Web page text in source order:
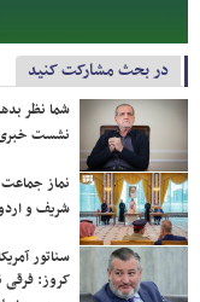
در بحث مشارکت کنید
شما نظر
نشست خبری
نماز
شریف و
سناتور
کروز: فرقی